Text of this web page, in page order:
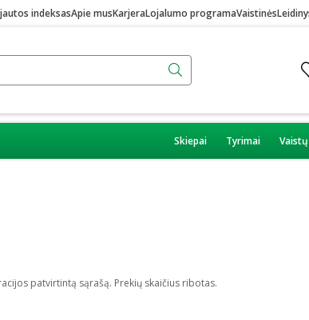
indeksasApie musKarjeraLojalumo programaVaistinės
Skiepai Tyrimai
patvirtintą sąrašą. Prekių skaičius ribotas.